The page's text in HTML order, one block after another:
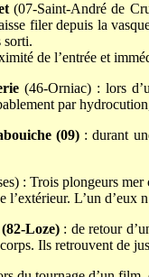
(07-Saint-André de
filer depuis la
sorti.
de l’entrée et
(46-Orniac) : lors
par
(09) : durant
: Trois plongeurs
l’extérieur. L’un
Loze) : de retour
Ils retrouvent de